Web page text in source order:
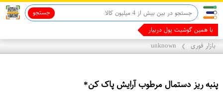
جستجو
با همین گوشیت پول دربیار
بازار فوری ❯
unknown
پنبه ريز دستمال مرطوب آرايش پاک کن*